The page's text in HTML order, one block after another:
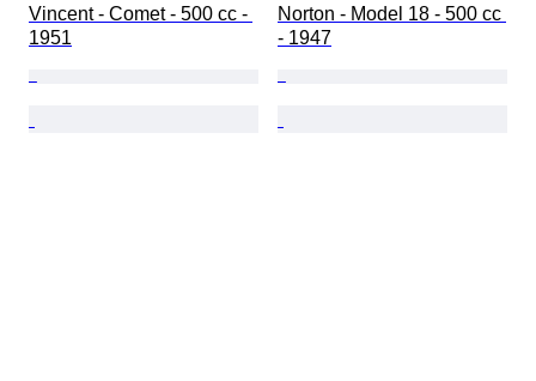
Vincent - Comet - 500 cc -
1951
Norton - Model 18 - 500 cc
- 1947